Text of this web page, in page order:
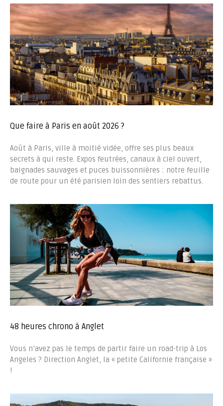
Que faire à Paris en août 2026 ?
Août à Paris, ville à moitié vidée, offre ses plus beaux
secrets à qui reste. Expos feutrées, canaux à ciel ouvert,
baignades sauvages et puces buissonnières : notre feuille
de route pour un été parisien loin des sentiers rebattus.
48 heures chrono à Anglet
Vous n’avez pas le temps de partir faire un road-trip à Los
Angeles ? Direction Anglet, la « petite Californie française »
!